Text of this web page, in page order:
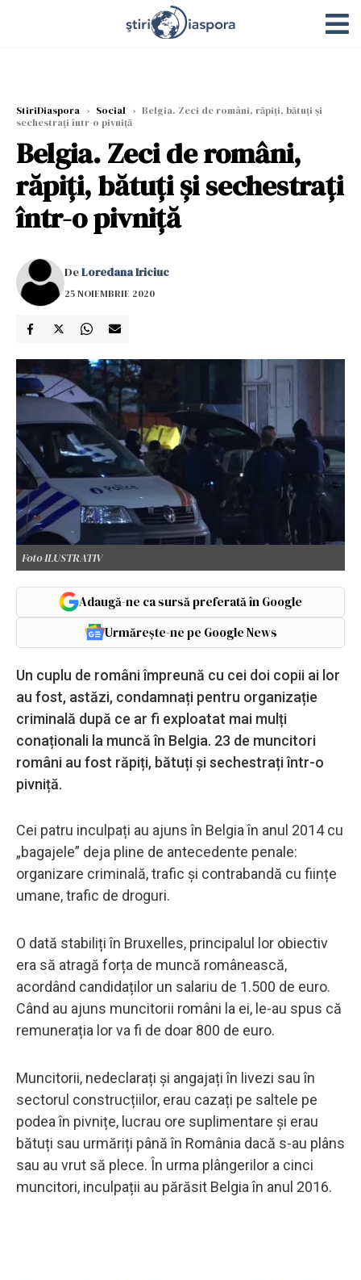
StiriDiaspora › Social › Belgia. Zeci de români, răpiți, bătuți și
sechestrați într-o pivniță
Belgia. Zeci de români,
răpiți, bătuți și sechestrați
într-o pivniță
DeLoredana Iriciuc
25 NOIEMBRIE 2020
Foto ILUSTRATIV
Adaugă-ne ca sursă preferată în Google
Urmărește-ne pe Google News
Un cuplu de români împreună cu cei doi copii ai lor
au fost, astăzi, condamnați pentru organizație
criminală după ce ar fi exploatat mai mulți
conaționali la muncă în Belgia. 23 de muncitori
români au fost răpiți, bătuți și sechestrați într-o
pivniță.
Cei patru inculpați au ajuns în Belgia în anul 2014 cu
„bagajele” deja pline de antecedente penale:
organizare criminală, trafic și contrabandă cu ființe
umane, trafic de droguri.
O dată stabiliți în Bruxelles, principalul lor obiectiv
era să atragă forța de muncă românească,
acordând candidaților un salariu de 1.500 de euro.
Când au ajuns muncitorii români la ei, le-au spus că
remunerația lor va fi de doar 800 de euro.
Muncitorii, nedeclarați și angajați în livezi sau în
sectorul construcțiilor, erau cazați pe saltele pe
podea în pivnițe, lucrau ore suplimentare și erau
bătuți sau urmăriți până în România dacă s-au plâns
sau au vrut să plece. În urma plângerilor a cinci
muncitori, inculpații au părăsit Belgia în anul 2016.